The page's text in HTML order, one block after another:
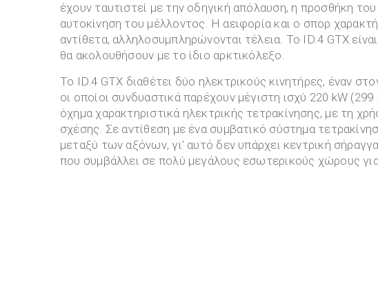
έχουν ταυτιστεί με την οδηγική απόλαυση, η προσθήκη του
αυτοκίνηση του μέλλοντος. Η αειφορία και ο σπορ
αντίθετα, αλληλοσυμπληρώνονται τέλεια. Το ID.4 GTX
θα ακολουθήσουν με το ίδιο αρκτικόλεξο.
Το ID.4 GTX διαθέτει δύο ηλεκτρικούς κινητήρες, έναν
οι οποίοι συνδυαστικά παρέχουν μέγιστη ισχύ 220 kW
όχημα χαρακτηριστικά ηλεκτρικής τετρακίνησης, με τη
σχέσης. Σε αντίθεση με ένα συμβατικό σύστημα
μεταξύ των αξόνων, γι’ αυτό δεν υπάρχει κεντρική
που συμβάλλει σε πολύ μεγάλους εσωτερικούς χώρους